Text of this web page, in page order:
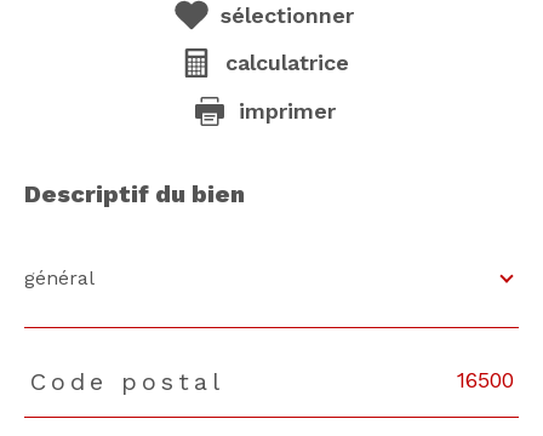
sélectionner
calculatrice
imprimer
descriptif du bien
général
TRAD_PAMPERO_Caracteristique Valeurs
Code postal 16500